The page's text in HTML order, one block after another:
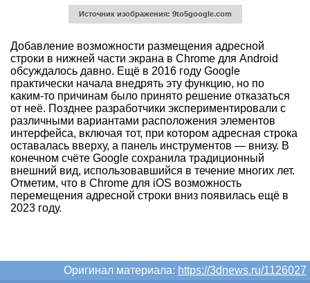
Источник изображения: 9to5google.com
Добавление возможности размещения адресной
строки в нижней части экрана в Chrome для Android
обсуждалось давно. Ещё в 2016 году Google
практически начала внедрять эту функцию, но по
каким-то причинам было принято решение отказаться
от неё. Позднее разработчики экспериментировали с
различными вариантами расположения элементов
интерфейса, включая тот, при котором адресная строка
оставалась вверху, а панель инструментов — внизу. В
конечном счёте Google сохранила традиционный
внешний вид, использовавшийся в течение многих лет.
Отметим, что в Chrome для iOS возможность
перемещения адресной строки вниз появилась ещё в
2023 году.
Оригинал материала: https://3dnews.ru/1126027